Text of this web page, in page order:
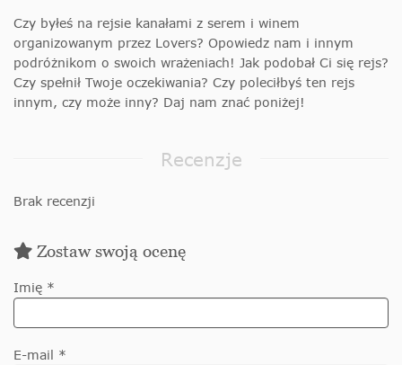
Czy byłeś na rejsie kanałami z serem i winem
organizowanym przez Lovers? Opowiedz nam i innym
podróżnikom o swoich wrażeniach! Jak podobał Ci się rejs?
Czy spełnił Twoje oczekiwania? Czy poleciłbyś ten rejs
innym, czy może inny? Daj nam znać poniżej!
Recenzje
Brak recenzji
Zostaw swoją ocenę
Imię *
E-mail *